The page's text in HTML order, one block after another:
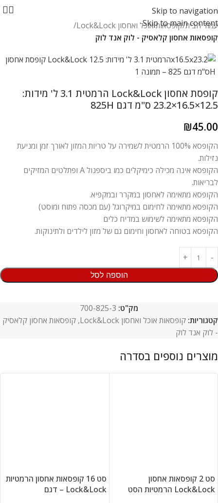
Skip to navigation
Skip to main content
עמוד הבית קופסאות אוכל ואחסון Lock&Lock
קופסאות אחסון קלאסיק - לוק אנד לוק
קופסת אחסון Lock&Lock הרמטית 3.1 ל' מידות:
12.5×16.5×23.2 ס"מ דגם 825H
₪45.00
הקופסא 100% הרמטית לשמירה על טריות המזון לאורך זמן ומניעת
נזילות.
הקופסא אינה מכילה כימיקלים כמו ביספנול A ופתלטים המזיקים
לבריאות.
הקופסא מתאימה לאחסון במקרר ובמקפיא.
הקופסא מתאימה לחימום במיקרוגל (עם מכסה פתוח ומוסט)
הקופסא מתאימה לשימוש במדיח כלים
הקופסא בטוחה לאחסון וחימום גם של מזון לילדים ולתינוקות.
הוספה לסל
מק"ט: 700-825-3
קטגוריות: קופסאות אוכל ואחסון Lock&Lock , קופסאות אחסון קלאסיק
- לוק אנד לוק
סט 2 קופסאות אחסון
Lock&Lock הרמטיות הסט
סט 16 קופסאות אחסון הרמטיות
Lock&Lock – דגם